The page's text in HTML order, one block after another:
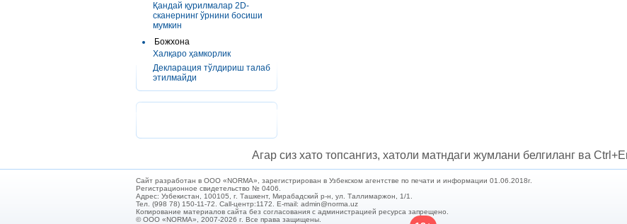
Қандай қурилмалар 2D-
сканернинг ўрнини босиши
мумкин
Божхона
Халқаро ҳамкорлик
Декларация тўлдириш талаб
этилмайди
Агар сиз хато топсангиз, хатоли матндаги жумлани белгиланг ва
Сайт разработан в ООО «NORMA», зарегистрирован в Узбекском агентстве по печати и информации 01.06.2018г.
Регистрационное свидетельство № 0406.
Адрес: Узбекистан, 100105, г. Ташкент, Мирабадский р-н, ул. Таллимаржон, 1/1.
Тел. (998 78) 150-11-72. Call-центр:1172. E-mail: admin@norma.uz
Копирование материалов сайта без согласования с администрацией ресурса запрещено.
© ООО «NORMA», 2007-2026 г. Все права защищены.